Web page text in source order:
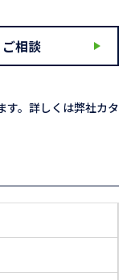
相談
す。詳しくは弊社カタ